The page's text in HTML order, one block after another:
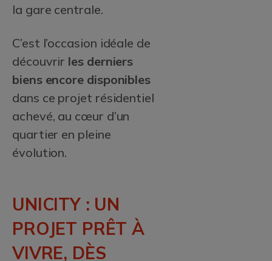
la gare centrale.
C’est l’occasion idéale de
découvrir les derniers
biens encore disponibles
dans ce projet résidentiel
achevé, au cœur d’un
quartier en pleine
évolution.
UNICITY : UN
PROJET PRÊT À
VIVRE, DÈS